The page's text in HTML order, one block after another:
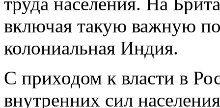
включая такую важную
колониальная Индия.
С приходом к власти в
внутренних сил